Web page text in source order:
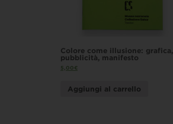
Colore come illusione: grafica,
pubblicità, manifesto
5,00€
Aggiungi al carrello